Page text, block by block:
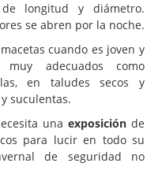
longitud y diámetro.
se abren por la noche.
cuando es joven y
adecuados como
en taludes secos y
suculentas.
una exposiciónde
para lucir en todo su
de seguridad no